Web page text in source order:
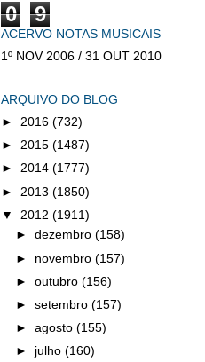
0
9
ACERVO NOTAS MUSICAIS
1º NOV 2006 / 31 OUT 2010
ARQUIVO DO BLOG
► 2016 (732)
► 2015 (1487)
► 2014 (1777)
► 2013 (1850)
▼ 2012 (1911)
►dezembro(158)
► novembro(157)
►outubro(156)
►setembro(157)
►agosto(155)
► julho(160)